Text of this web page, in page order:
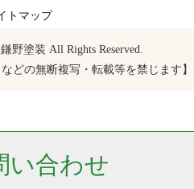
い合わせ
トマップ
野塗装 All Rights Reserved.
どの無断複写・転載等を禁じます】